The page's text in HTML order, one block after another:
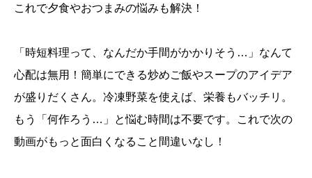
これで夕食やおつまみの悩みも解決！
「時短料理って、なんだか手間がかかりそう…」なんて
心配は無用！簡単にできる炒めご飯やスープのアイデア
が盛りだくさん。冷凍野菜を使えば、栄養もバッチリ。
もう「何作ろう…」と悩む時間は不要です。これで次の
動画がもっと面白くなること間違いなし！